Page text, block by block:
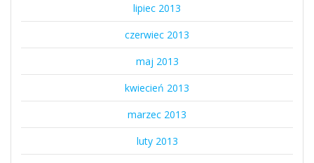
lipiec 2013
czerwiec 2013
maj 2013
kwiecień 2013
marzec 2013
luty 2013